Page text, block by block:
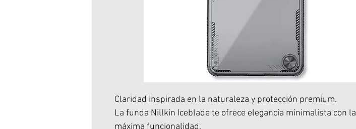
Claridad inspirada en la naturaleza y protección premium.
La funda Nillkin Iceblade te ofrece elegancia minimalista con la
máxima funcionalidad.